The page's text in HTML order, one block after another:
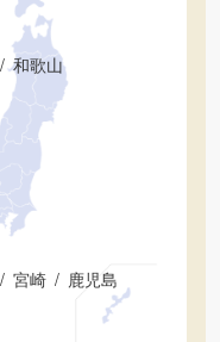
和歌山
宮崎
鹿児島